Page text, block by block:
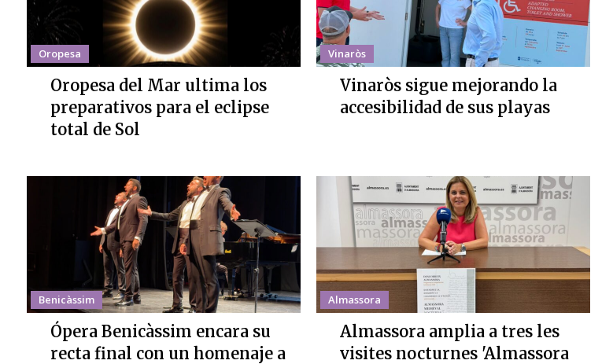
Oropesa
Oropesa del Mar ultima los
preparativos para el eclipse
total de Sol
Vinaròs
Vinaròs sigue mejorando la
accesibilidad de sus playas
Benicàssim
Ópera Benicàssim encara su
recta final con un homenaje a
Almassora
Almassora amplia a tres les
visites nocturnes 'Almassora